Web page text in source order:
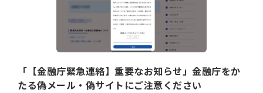
「【金融庁緊急連絡】重要なお知らせ」金融庁をか
たる偽メール・偽サイトにご注意ください